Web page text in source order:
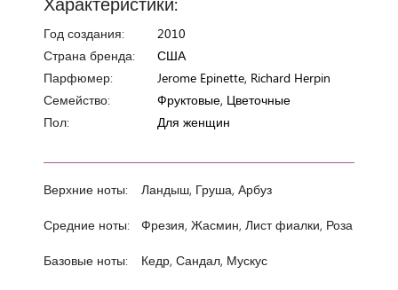
Год создания:
2010
Страна бренда:
США
Парфюмер:
Jerome Epinette, Richard Herpin
Семейство:
Фруктовые, Цветочные
Пол:
Для женщин
Верхние ноты: Ландыш, Груша, Арбуз
Средние ноты: Фрезия, Жасмин, Лист фиалки, Роза
Базовые ноты: Кедр, Сандал, Мускус